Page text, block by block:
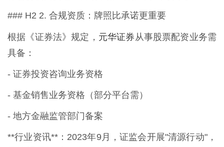
### H2 2. 合规资质：牌照比承诺更重要
根据《证券法》规定， 元华证券 从事股票配资业务需
具备：
- 证券投资咨询业务资格
- 基金销售业务资格（部分平台需）
- 地方金融监管部门备案
**行业资讯**：2023年9月，证监会开展"清源行动"，